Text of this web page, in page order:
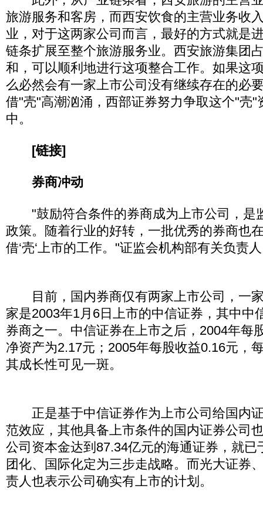
旅游服务和客房，而西安饮食的主营业务收
业，对于这两家公司而言，最好的方式就是
链条扩展至整个旅游服务业。西安旅游集团
和，可以顺利地进行这项整合工作。如果这
么必然会有一家上市公司没有继续存在的必
借"壳"高潮汹涌，西部证券努力争取这个"壳"
中。
[链接]
券商冲动
"鼓励符合条件的券商成为上市公司，是
政策。随着行业的好转，一批优秀的券商也
借‘壳‘上市的工作。"证监会机构部有关负责
目前，国内券商仅有两家上市公司，一
家是2003年1月6日上市的中信证券，其中中
券商之一。中信证券在上市之后，2004年每
净资产为2.17元；2005年每股收益0.16元，
其成长性可见一斑。
正是基于中信证券作为上市公司给国内
范效应，其他具备上市条件的国内证券公司
公司资本金达到87.34亿元的海通证券，就已
团化、国际化定为三步走战略。而光大证券
责人也表示公司确实有上市的计划。